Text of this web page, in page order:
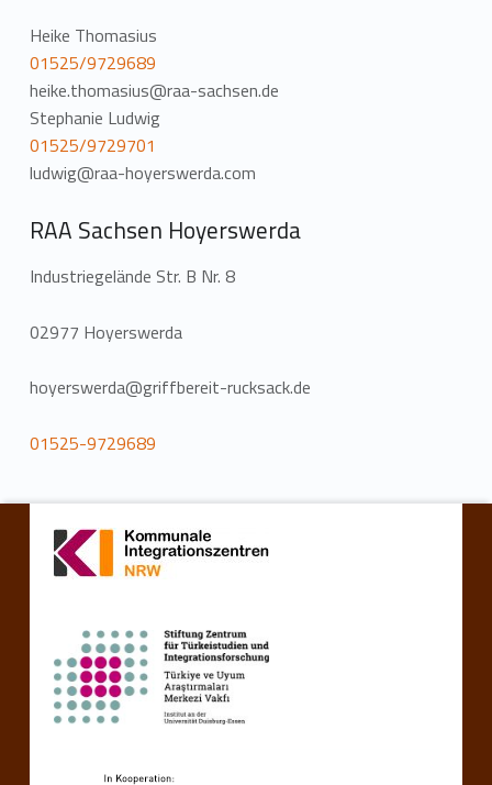
Heike Thomasius
01525/9729689
heike.thomasius@raa-sachsen.de
Stephanie Ludwig
01525/9729701
ludwig@raa-hoyerswerda.com
RAA Sachsen Hoyerswerda
Industriegelände Str. B Nr. 8
02977 Hoyerswerda
hoyerswerda@griffbereit-rucksack.de
01525-9729689